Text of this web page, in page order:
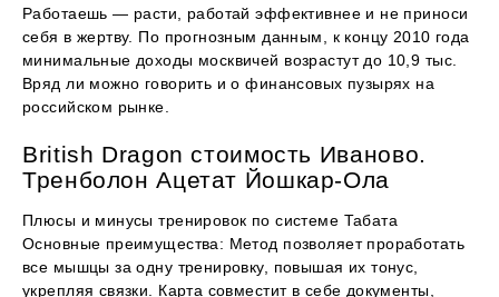
Работаешь — расти, работай эффективнее и не приноси
себя в жертву. По прогнозным данным, к концу 2010 года
минимальные доходы москвичей возрастут до 10,9 тыс.
Вряд ли можно говорить и о финансовых пузырях на
российском рынке.
British Dragon стоимость Иваново.
Тренболон Ацетат Йошкар-Ола
Плюсы и минусы тренировок по системе Табата
Основные преимущества: Метод позволяет проработать
все мышцы за одну тренировку, повышая их тонус,
укрепляя связки. Карта совместит в себе документы,